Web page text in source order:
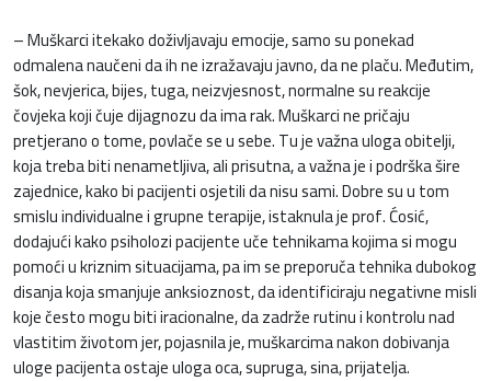
– Muškarci itekako doživljavaju emocije, samo su ponekad
odmalena naučeni da ih ne izražavaju javno, da ne plaču. Međutim,
šok, nevjerica, bijes, tuga, neizvjesnost, normalne su reakcije
čovjeka koji čuje dijagnozu da ima rak. Muškarci ne pričaju
pretjerano o tome, povlače se u sebe. Tu je važna uloga obitelji,
koja treba biti nenametljiva, ali prisutna, a važna je i podrška šire
zajednice, kako bi pacijenti osjetili da nisu sami. Dobre su u tom
smislu individualne i grupne terapije, istaknula je prof. Ćosić,
dodajući kako psiholozi pacijente uče tehnikama kojima si mogu
pomoći u kriznim situacijama, pa im se preporuča tehnika dubokog
disanja koja smanjuje anksioznost, da identificiraju negativne misli
koje često mogu biti iracionalne, da zadrže rutinu i kontrolu nad
vlastitim životom jer, pojasnila je, muškarcima nakon dobivanja
uloge pacijenta ostaje uloga oca, supruga, sina, prijatelja.